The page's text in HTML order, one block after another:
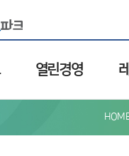
열린경영